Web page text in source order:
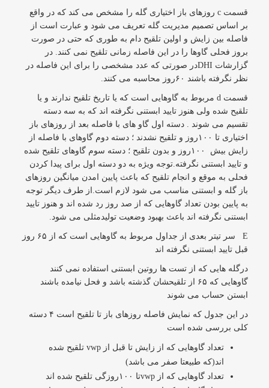
قسمت c روزهای باز اختیاری گله را مشخص می کند که در واقع
بر اساس تصمیم مدیریت گله تعریف می شود و عبارت است از
فاصله بین زایش و اولین تلقیح دام به طوری که حتی در صورت
بروز فحلی گاوها را در این فاصله زمانی تلقیح نمی کنند. در
گزارشات DHIدر صورتی که عدد مشخصی را برای این فاصله در
نظر نگرفته باشند ۶۰روز محاسبه می کنند.
قسمت d مربوط به گاوهایی است که یا تاریخ تلقیح ندارند و یا
تلقیح شده ولی هنوز تایید ابستنی نگرفته اند که به سه دسته
تقسیم می شوند . دسته اول گاو های با فاصله بعد از روزهای باز
اختیاری تا ۱۰۰روز و تلقیح نشدند ؛ دسته دوم گاوهای با فاصله از
زایش بیش ۱۰۰روز و بدون تلقیح ؛ دسته سوم گاوهای تلقیح شده
و تایید ابستنی نگرفته.توجه وی‍ژه به دو دسته اول برای پیدا کردن
فحلی به موقع و انجام تلقیح که باعث پایین امدن میانگین روزهای
باز گله و ابستنی مناسب می شود لازم است.از طرف دیگر توجه
به پایین بودن تعداد گاوهایی که از صد روز رد شده اند و هنوز تایید
ابستنی نگرفته اند باعث بهبود وضعیت تولیدمثلی می شود.
E سر تیتر بعدی از جداول مربوط به گاوهایی است که از ۶۵ روز
قبل تایید ابستنی نگرفته اند
درگله هایی که از تست ها روتین ابستنی استفاده نمی کنند
گاوهایی که ۶۵ از تلقیحشان گذشته باشد و فحل نیامده باشند
ابستن حساب می شوند
در این جدول که نمایش فاصله روزهای باز تا تلقیح است ۴ دسته
کلی بررسی شده است
تعداد گاوهایی که از زایش تا قبل از vwp تلقیح شده
اند(که طبیعتا صفر می باشد)
تعداد گاوهایی که از vwpتا ۱۰۰روزگی تلقیح شده اند